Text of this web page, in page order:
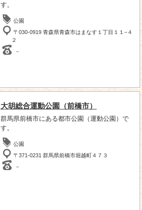
す。
公園
〒030-0919 青森県青森市はまなす１丁目１１−４
２
－
大胡総合運動公園（前橋市）
群馬県前橋市にある都市公園（運動公園）で
す。
公園
〒371-0231 群馬県前橋市堀越町４７３
－